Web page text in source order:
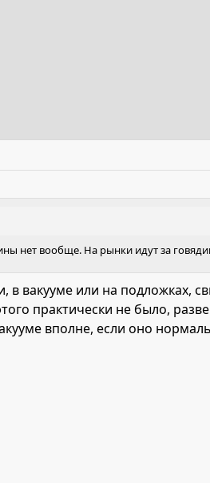
нет вообще. На рынки идут за
вакууме или на подложках,
практически не было,
вполне, если оно